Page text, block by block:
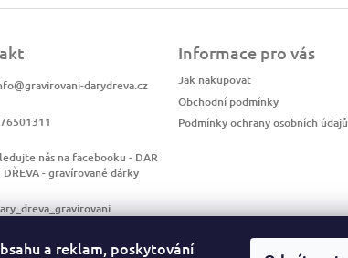
a reklam, poskytování
@gravirovani-darydreva.cz
nás na facebooku - DAR
DŘEVA - gravírované dárky
Informace pro vás
Jak nakupovat
Obchodní podmínky
Podmínky ochrany osobních údajů